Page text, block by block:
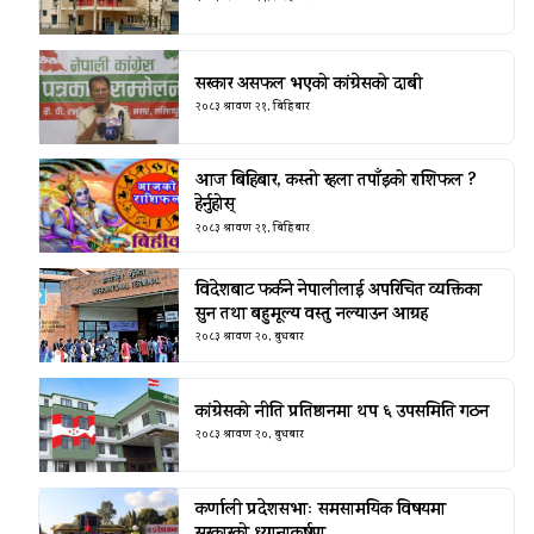
सरकार असफल भएको कांग्रेसको दाबी
२०८३ श्रावण २१, बिहिबार
आज बिहिबार, कस्तो रहला तपाँइको राशिफल ?
हेर्नुहोस्
२०८३ श्रावण २१, बिहिबार
विदेशबाट फर्कने नेपालीलाई अपरिचित व्यक्तिका
सुन तथा बहुमूल्य वस्तु नल्याउन आग्रह
२०८३ श्रावण २०, बुधबार
कांग्रेसको नीति प्रतिष्ठानमा थप ६ उपसमिति गठन
२०८३ श्रावण २०, बुधबार
कर्णाली प्रदेशसभाः समसामयिक विषयमा